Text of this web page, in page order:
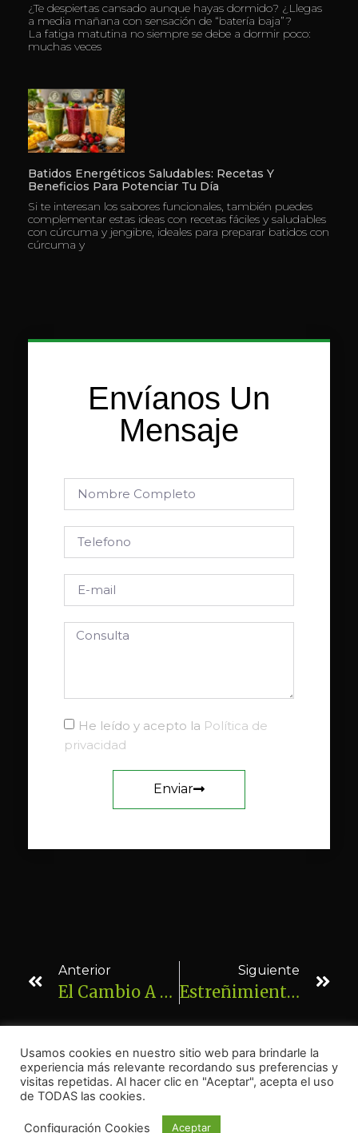
¿Te despiertas cansado aunque hayas dormido? ¿Llegas
a media mañana con sensación de “batería baja”?
La fatiga matutina no siempre se debe a dormir poco:
muchas veces
Batidos Energéticos Saludables: Recetas Y
Beneficios Para Potenciar Tu Día
Si te interesan los sabores funcionales, también puedes
complementar estas ideas con recetas fáciles y saludables
con cúrcuma y jengibre, ideales para preparar batidos con
cúrcuma y
Envíanos Un
Mensaje
He leído y acepto la Política de
privacidad
Enviar
Anterior
El Cambio A La Lactancia Artificial Ayuda A Acabar Con Este Cólico De Lactante
Siguiente
Estreñimiento Desde Nacimiento. Peque De 2 Años. Solucionado 4 Ses De Osteopatia
Usamos cookies en nuestro sitio web para brindarle la
experiencia más relevante recordando sus preferencias y
visitas repetidas. Al hacer clic en "Aceptar", acepta el uso
de TODAS las cookies.
Configuración Cookies Aceptar